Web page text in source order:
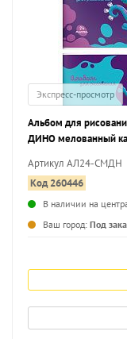
Экспресс-просмотр
Альбом для
ДИНО мелованный
Артикул АЛ24-СМДН
Код 260446
В наличии на
Ваш город: Под